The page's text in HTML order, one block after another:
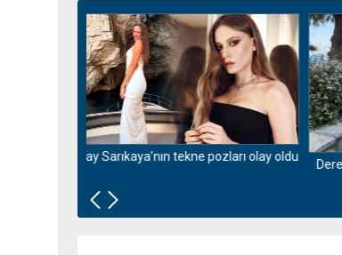
Deren Talu mankenlere taş çıkardı! Bikinili